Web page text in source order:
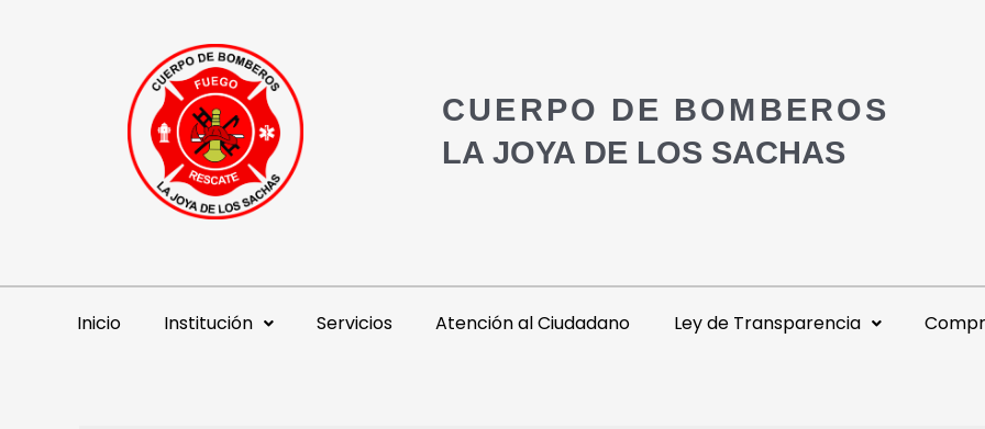
CUERPO DE BOMBEROS
LA JOYA DE LOS SACHAS
Inicio Institución Servicios Atención al Ciudadano Ley de Transparencia